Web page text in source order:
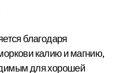
благодаря
калию и магнию,
для хорошей